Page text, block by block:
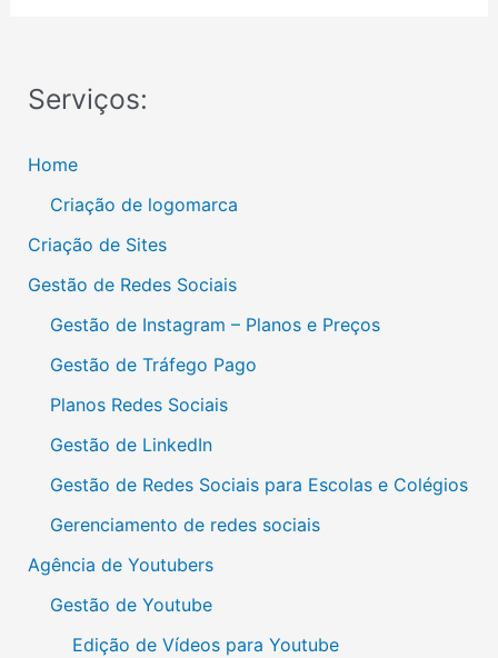
Serviços:
Home
Criação de logomarca
Criação de Sites
Gestão de Redes Sociais
Gestão de Instagram – Planos e Preços
Gestão de Tráfego Pago
Planos Redes Sociais
Gestão de LinkedIn
Gestão de Redes Sociais para Escolas e Colégios
Gerenciamento de redes sociais
Agência de Youtubers
Gestão de Youtube
Edição de Vídeos para Youtube